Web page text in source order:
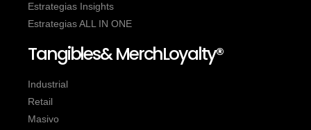
Estrategias Insights
Estrategias ALL IN ONE
Tangibles& MerchLoyalty®
Industrial
Retail
Masivo